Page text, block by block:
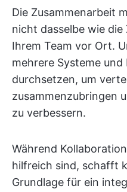
Die Zusammenarbeit
nicht dasselbe wie
Ihrem Team vor Ort.
mehrere Systeme
durchsetzen, um
zusammenzubringen
zu verbessern.
Während
hilfreich sind, schafft
Grundlage für ein